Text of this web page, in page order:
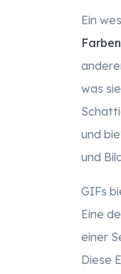
Ein
was
und
und
GIFs
Eine
einer
Diese